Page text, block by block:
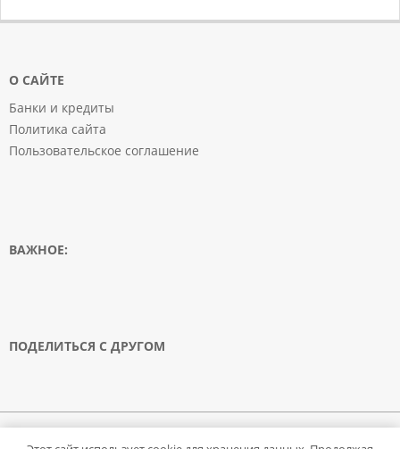
О САЙТЕ
Банки и кредиты
Политика сайта
Пользовательское соглашение
ВАЖНОЕ:
ПОДЕЛИТЬСЯ С ДРУГОМ